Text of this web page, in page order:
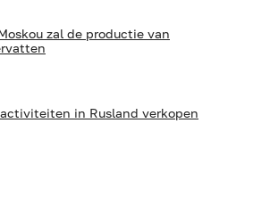
zal de productie van
in Rusland verkopen